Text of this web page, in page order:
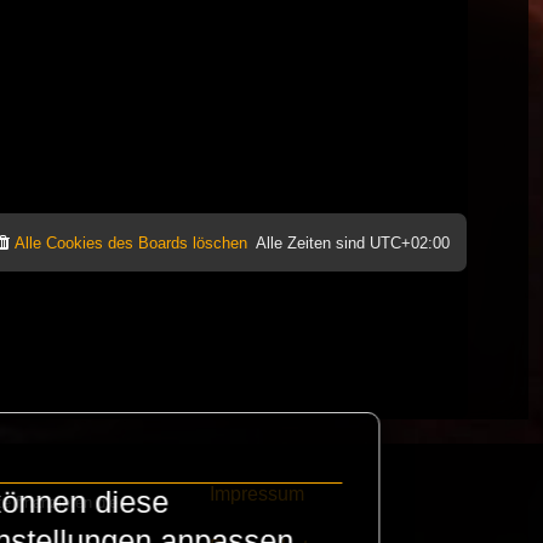
Alle Zeiten sind UTC+02:00
Alle Cookies des Boards löschen
finanzieren die Impressum
diese